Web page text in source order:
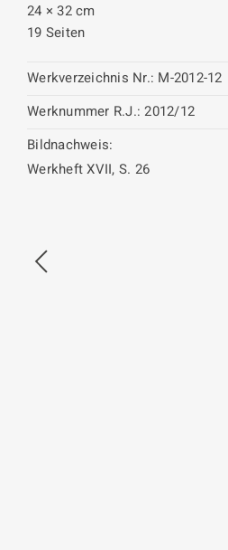
24 × 32 cm
19 Seiten
Werkverzeichnis Nr.: M-2012-12
Werknummer R.J.: 2012/12
Bildnachweis:
Werkheft XVII, S. 26